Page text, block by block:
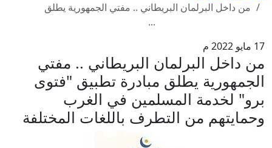
من داخل البرلمان البريطاني .. مفتي الجمهورية يطلق
...
17 مايو 2022 م
من داخل البرلمان البريطاني .. مفتي
الجمهورية يطلق مبادرة تطبيق "فتوى
برو" لخدمة المسلمين في الغرب
وحمايتهم من التطرف باللغات المختلفة